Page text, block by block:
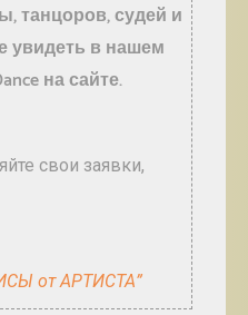
танцоров, судей и
увидеть в нашем
на сайте.
свои заявки,
от АРТИСТА”